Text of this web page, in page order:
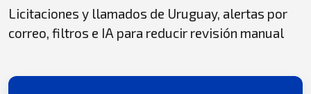
Licitaciones y llamados de Uruguay, alertas por
correo, filtros e IA para reducir revisión manual